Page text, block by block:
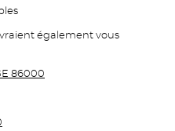
également vous
86000